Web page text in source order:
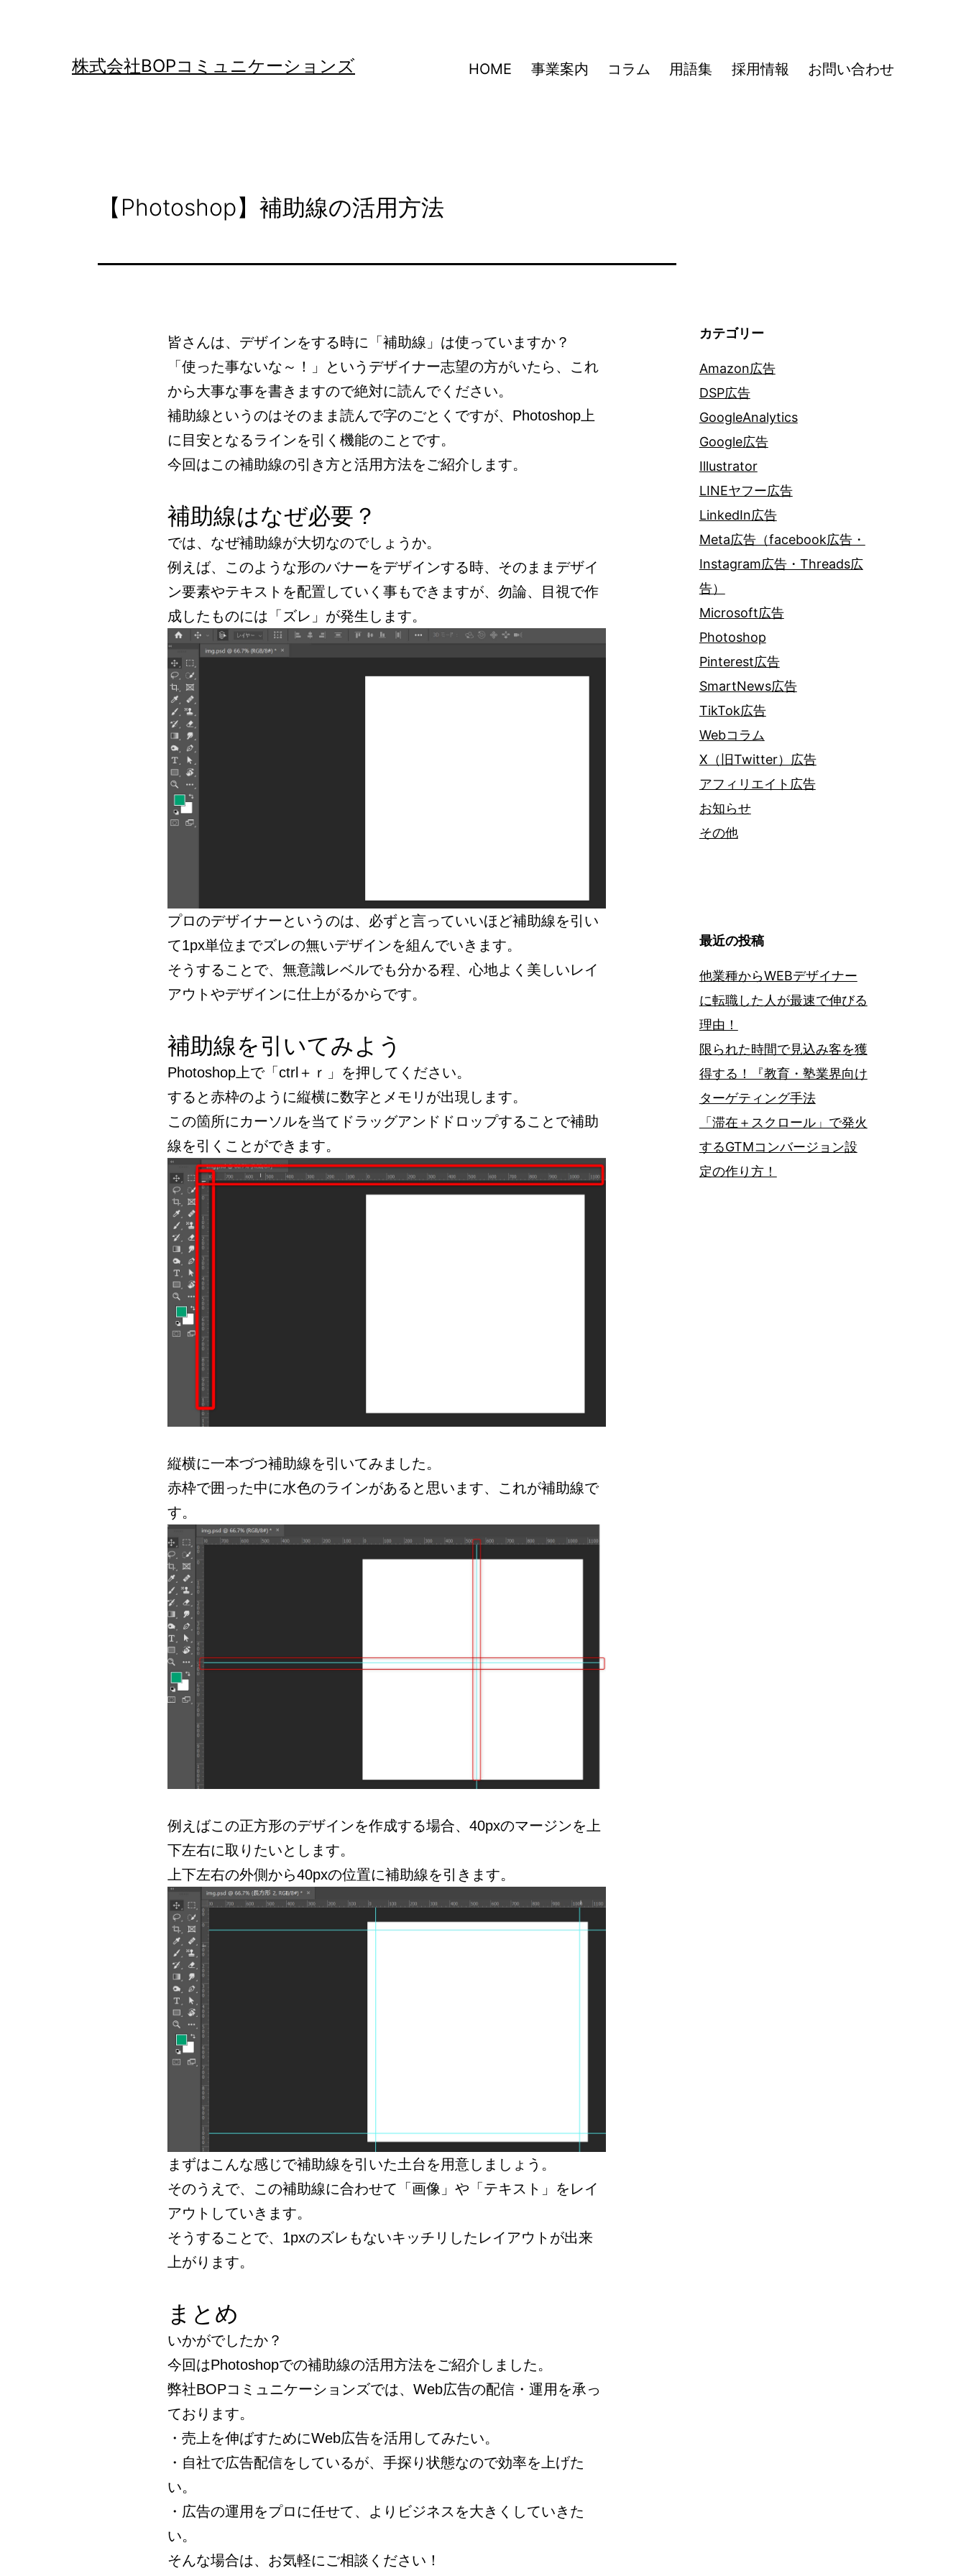
株式会社BOPコミュニケーションズ HOME 事業案内 コラム 用語集 採用情報 お問い合わせ
【Photoshop】補助線の活用方法
皆さんは、デザインをする時に「補助線」は使っていますか？
「使った事ないな～！」というデザイナー志望の方がいたら、これ
から大事な事を書きますので絶対に読んでください。
補助線というのはそのまま読んで字のごとくですが、Photoshop上
に目安となるラインを引く機能のことです。
今回はこの補助線の引き方と活用方法をご紹介します。
補助線はなぜ必要？
では、なぜ補助線が大切なのでしょうか。
例えば、このような形のバナーをデザインする時、そのままデザイ
ン要素やテキストを配置していく事もできますが、勿論、目視で作
成したものには「ズレ」が発生します。
プロのデザイナーというのは、必ずと言っていいほど補助線を引い
て1px単位までズレの無いデザインを組んでいきます。
そうすることで、無意識レベルでも分かる程、心地よく美しいレイ
アウトやデザインに仕上がるからです。
補助線を引いてみよう
Photoshop上で「ctrl＋ｒ」を押してください。
すると赤枠のように縦横に数字とメモリが出現します。
この箇所にカーソルを当てドラッグアンドドロップすることで補助
線を引くことができます。
縦横に一本づつ補助線を引いてみました。
赤枠で囲った中に水色のラインがあると思います、これが補助線で
す。
例えばこの正方形のデザインを作成する場合、40pxのマージンを上
下左右に取りたいとします。
上下左右の外側から40pxの位置に補助線を引きます。
まずはこんな感じで補助線を引いた土台を用意しましょう。
そのうえで、この補助線に合わせて「画像」や「テキスト」をレイ
アウトしていきます。
そうすることで、1pxのズレもないキッチリしたレイアウトが出来
上がります。
まとめ
いかがでしたか？
今回はPhotoshopでの補助線の活用方法をご紹介しました。
弊社BOPコミュニケーションズでは、Web広告の配信・運用を承っ
ております。
・売上を伸ばすためにWeb広告を活用してみたい。
・自社で広告配信をしているが、手探り状態なので効率を上げた
い。
・広告の運用をプロに任せて、よりビジネスを大きくしていきた
い。
そんな場合は、お気軽にご相談ください！
カテゴリー
Amazon広告
DSP広告
GoogleAnalytics
Google広告
Illustrator
LINEヤフー広告
LinkedIn広告
Meta広告（facebook広告・
Instagram広告・Threads広
告）
Microsoft広告
Photoshop
Pinterest広告
SmartNews広告
TikTok広告
Webコラム
X（旧Twitter）広告
アフィリエイト広告
お知らせ
その他
最近の投稿
他業種からWEBデザイナー
に転職した人が最速で伸びる
理由！
限られた時間で見込み客を獲
得する！『教育・塾業界向け
ターゲティング手法
「滞在＋スクロール」で発火
するGTMコンバージョン設
定の作り方！